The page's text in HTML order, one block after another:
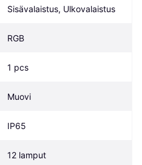
Sisävalaistus, Ulkovalaistus
RGB
1 pcs
Muovi
IP65
12 lamput